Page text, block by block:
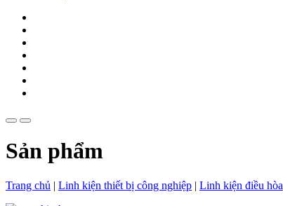
Sản phẩm
Trang chủ | Linh kiện thiết bị công nghiệp | Linh kiện điều hòa